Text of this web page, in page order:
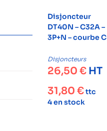
Disjoncteur
DT40N – C32A –
3P+N – courbe C
Disjoncteurs
26,50 € HT
31,80 €ttc
4 en stock